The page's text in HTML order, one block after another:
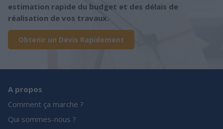
estimation rapide du budget et des délais de
réalisation de vos travaux.
Obtenir un Devis Rapidement
A propos
Comment ça marche ?
Qui sommes-nous ?